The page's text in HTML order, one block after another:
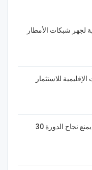
لجهر شبكات الأمطار
للاستثمار
منوبة.. عائق التمويل لم يمنع نجاح الدورة 30